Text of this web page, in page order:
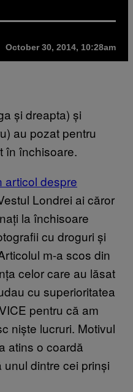
October 30, 2014, 10:28am
și dreapta) și
au pozat pentru
în închisoare.
articol despre
Londrei ai căror
la închisoare
cu droguri și
m-a scos din
celor care au lăsat
cu superioritatea
pentru că am
niște lucruri. Motivul
atins o coardă
dintre cei prinși